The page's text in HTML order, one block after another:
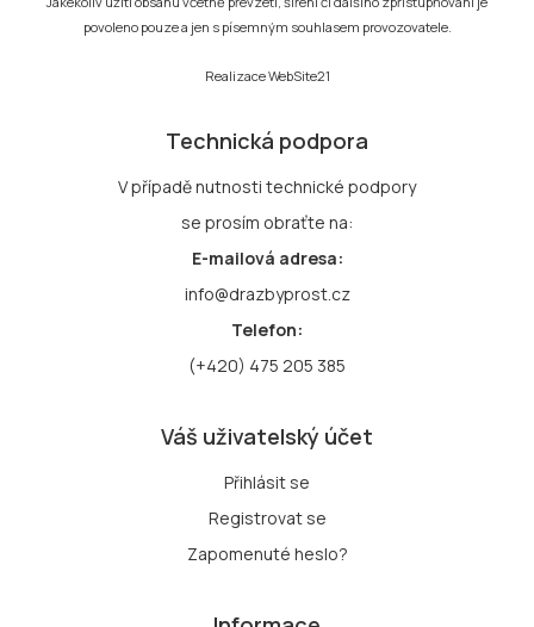
povoleno pouze a jen s písemným souhlasem provozovatele.
RealizaceWebSite21
Technická podpora
V případě nutnosti technické podpory
se prosím obraťte na:
E-mailová adresa:
info@drazbyprost.cz
Telefon:
(+420) 475 205 385
Váš uživatelský účet
Přihlásit se
Registrovat se
Zapomenuté heslo?